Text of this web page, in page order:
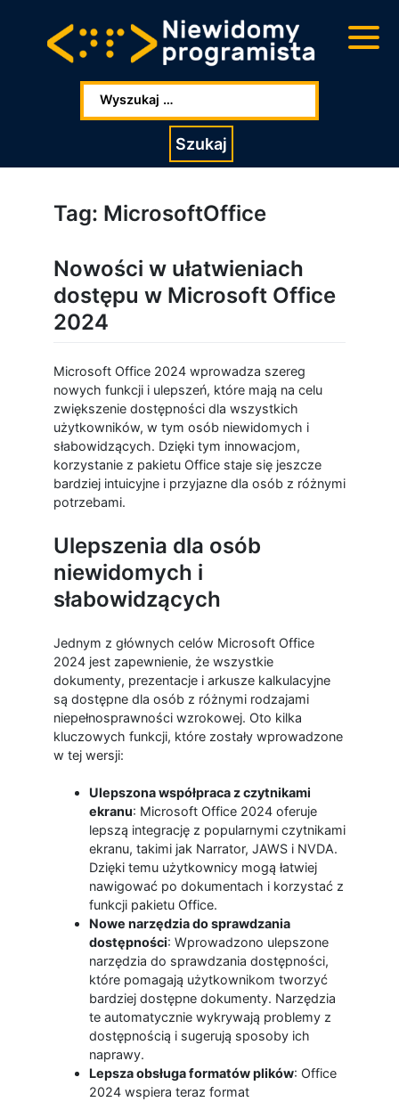
do
głowej
zawartości
do
stopki
Szukaj
Tag: MicrosoftOffice
Nowości w ułatwieniach
dostępu w Microsoft Office
2024
Microsoft Office 2024 wprowadza szereg
nowych funkcji i ulepszeń, które mają na celu
zwiększenie dostępności dla wszystkich
użytkowników, w tym osób niewidomych i
słabowidzących. Dzięki tym innowacjom,
korzystanie z pakietu Office staje się jeszcze
bardziej intuicyjne i przyjazne dla osób z różnymi
potrzebami.
Ulepszenia dla osób
niewidomych i
słabowidzących
Jednym z głównych celów Microsoft Office
2024 jest zapewnienie, że wszystkie
dokumenty, prezentacje i arkusze kalkulacyjne
są dostępne dla osób z różnymi rodzajami
niepełnosprawności wzrokowej. Oto kilka
kluczowych funkcji, które zostały wprowadzone
w tej wersji:
Ulepszona współpraca z czytnikami
ekranu: Microsoft Office 2024 oferuje
lepszą integrację z popularnymi czytnikami
ekranu, takimi jak Narrator, JAWS i NVDA.
Dzięki temu użytkownicy mogą łatwiej
nawigować po dokumentach i korzystać z
funkcji pakietu Office.
Nowe narzędzia do sprawdzania
dostępności: Wprowadzono ulepszone
narzędzia do sprawdzania dostępności,
które pomagają użytkownikom tworzyć
bardziej dostępne dokumenty. Narzędzia
te automatycznie wykrywają problemy z
dostępnością i sugerują sposoby ich
naprawy.
Lepsza obsługa formatów plików: Office
2024 wspiera teraz format